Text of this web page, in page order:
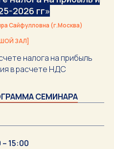
2026 гг»
Сайфулловна (г.Москва)
ЗАЛ]
налога на прибыль
в расчете НДС
СЕМИНАРА
– 15:00